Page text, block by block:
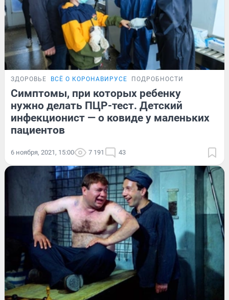
ЗДОРОВЬЕ ВСЁ О КОРОНАВИРУСЕ ПОДРОБНОСТИ
Симптомы, при которых ребенку
нужно делать ПЦР-тест. Детский
инфекционист — о ковиде у маленьких
пациентов
6 ноября, 2021, 15:00 7 191 43